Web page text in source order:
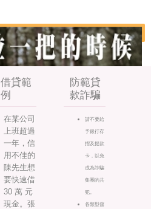
借貸範
例
在某公司
上班超過
一年，信
用不佳的
陳先生想
要快速借
30 萬 元
現金。張
防範貸
款詐騙
請不要給
予銀行存
摺及提款
卡，以免
成為詐騙
集團的共
犯。
各類型儲